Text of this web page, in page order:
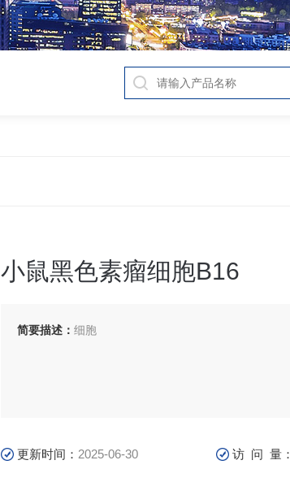
小鼠黑色素瘤细胞B16
简要描述：细胞
更新时间： 2025-06-30 访 问 量：